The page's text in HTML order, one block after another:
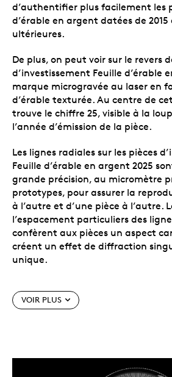
d’authentifier plus facilement les
d’érable en argent datées de
ultérieures.
De plus, on peut voir sur le revers
d’investissement Feuille d’érable
marque microgravée au laser en
d’érable texturée. Au centre de
trouve le chiffre 25, visible à la
l’année d’émission de la pièce.
Les lignes radiales sur les pièces
Feuille d’érable en argent 2025
grande précision, au micromètre
prototypes, pour assurer la
à l’autre et d’une pièce à l’autre.
l’espacement particuliers des
confèrent aux pièces un aspect
créent un effet de diffraction
unique.
Caractéristiques particulières
contrefaçon pour produits
, exclusive à la
VOIR PLUS